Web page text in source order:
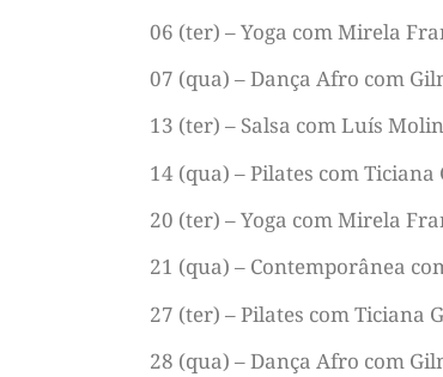
06 (ter) – Yoga com Mirela
07 (qua) – Dança Afro com
13 (ter) – Salsa com Luís
14 (qua) – Pilates com
20 (ter) – Yoga com Mirela
21 (qua) – Contemporânea
27 (ter) – Pilates com Ticiana
28 (qua) – Dança Afro com